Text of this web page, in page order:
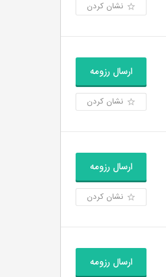
نشان کردن
ارسال رزومه
نشان کردن
ارسال رزومه
نشان کردن
ارسال رزومه